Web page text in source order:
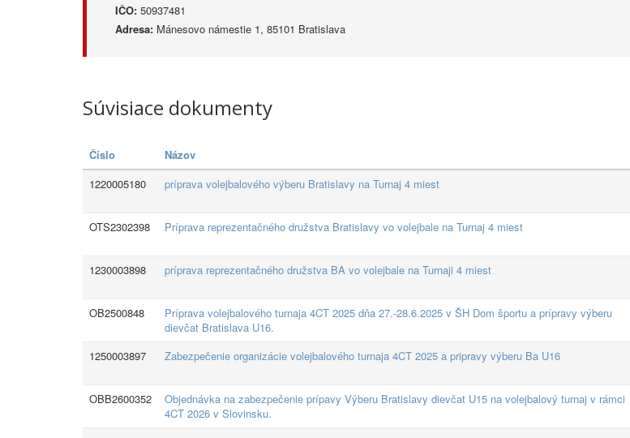
IČO: 50937481
Adresa: Mánesovo námestie 1, 85101 Bratislava
Súvisiace dokumenty
Číslo Názov
1220005180
príprava volejbalového výberu Bratislavy na Turnaj 4 miest
OTS2302398 Príprava reprezentačného družstva Bratislavy vo volejbale na Turnaj 4 miest
1230003898 príprava reprezentačného družstva BA vo volejbale na Turnaji 4 miest
OB2500848
Príprava volejbalového turnaja 4CT 2025 dňa 27.-28.6.2025 v ŠH Dom športu a prípravy výberu
dievčat Bratislava U16.
1250003897 Zabezpečenie organizácie volejbalového turnaja 4CT 2025 a pripravy výberu Ba U16
OBB2600352
Objednávka na zabezpečenie prípavy Výberu Bratislavy dievčat U15 na volejbalový turnaj v rámci
4CT 2026 v Slovinsku.